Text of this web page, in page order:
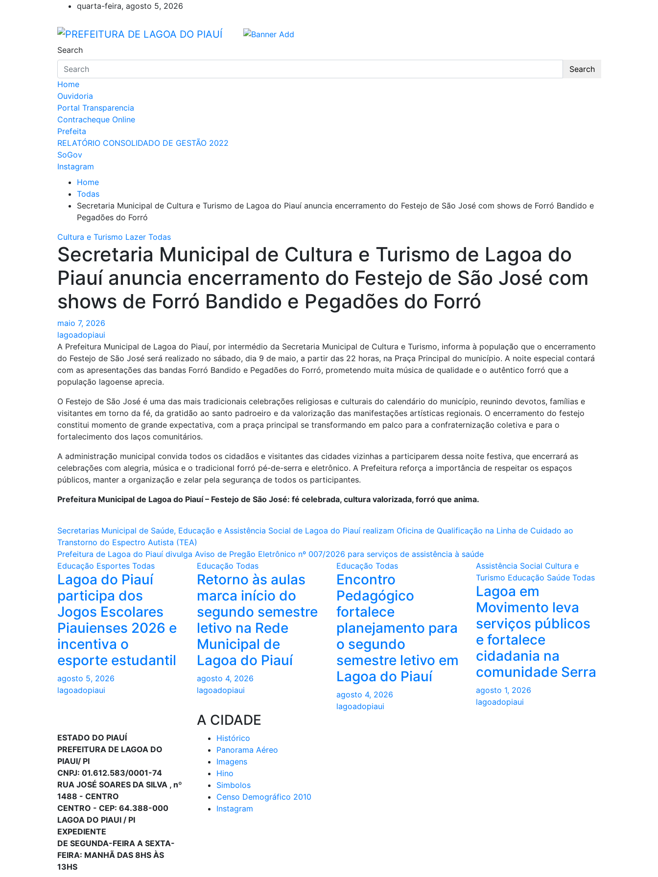
quarta-feira, agosto 5, 2026
PREFEITURA DE LAGOA DO PIAUÍ
Lagoa do Piauí, Piauí, Brasil
Search
Search
Home
Ouvidoria
Portal Transparencia
Contracheque Online
Prefeita
RELATÓRIO CONSOLIDADO DE GESTÃO 2022
SoGov
Instagram
Home
Todas
Secretaria Municipal de Cultura e Turismo de Lagoa do Piauí anuncia encerramento do Festejo de São José com shows de Forró Bandido e
Pegadões do Forró
Cultura e Turismo Lazer Todas
Secretaria Municipal de Cultura e Turismo de Lagoa do
Piauí anuncia encerramento do Festejo de São José com
shows de Forró Bandido e Pegadões do Forró
maio 7, 2026
lagoadopiaui
A Prefeitura Municipal de Lagoa do Piauí, por intermédio da Secretaria Municipal de Cultura e Turismo, informa à população que o encerramento
do Festejo de São José será realizado no sábado, dia 9 de maio, a partir das 22 horas, na Praça Principal do município. A noite especial contará
com as apresentações das bandas Forró Bandido e Pegadões do Forró, prometendo muita música de qualidade e o autêntico forró que a
população lagoense aprecia.
O Festejo de São José é uma das mais tradicionais celebrações religiosas e culturais do calendário do município, reunindo devotos, famílias e
visitantes em torno da fé, da gratidão ao santo padroeiro e da valorização das manifestações artísticas regionais. O encerramento do festejo
constitui momento de grande expectativa, com a praça principal se transformando em palco para a confraternização coletiva e para o
fortalecimento dos laços comunitários.
A administração municipal convida todos os cidadãos e visitantes das cidades vizinhas a participarem dessa noite festiva, que encerrará as
celebrações com alegria, música e o tradicional forró pé-de-serra e eletrônico. A Prefeitura reforça a importância de respeitar os espaços
públicos, manter a organização e zelar pela segurança de todos os participantes.
Prefeitura Municipal de Lagoa do Piauí – Festejo de São José: fé celebrada, cultura valorizada, forró que anima.
Navegação
de
Post
Secretarias Municipal de Saúde, Educação e Assistência Social de Lagoa do Piauí realizam Oficina de Qualificação na Linha de Cuidado ao
Transtorno do Espectro Autista (TEA)
Prefeitura de Lagoa do Piauí divulga Aviso de Pregão Eletrônico nº 007/2026 para serviços de assistência à saúde
Educação Esportes Todas
Lagoa do Piauí
participa dos
Jogos Escolares
Piauienses 2026 e
incentiva o
esporte estudantil
agosto 5, 2026
lagoadopiaui
Educação Todas
Retorno às aulas
marca início do
segundo semestre
letivo na Rede
Municipal de
Lagoa do Piauí
agosto 4, 2026
lagoadopiaui
Educação Todas
Encontro
Pedagógico
fortalece
planejamento para
o segundo
semestre letivo em
Lagoa do Piauí
agosto 4, 2026
lagoadopiaui
Assistência Social Cultura e
Turismo Educação Saúde Todas
Lagoa em
Movimento leva
serviços públicos
e fortalece
cidadania na
comunidade Serra
agosto 1, 2026
lagoadopiaui
ESTADO DO PIAUÍ
PREFEITURA DE LAGOA DO
PIAUI/ PI
CNPJ: 01.612.583/0001-74
RUA JOSÉ SOARES DA SILVA , nº
1488 - CENTRO
CENTRO - CEP: 64.388-000
LAGOA DO PIAUI / PI
EXPEDIENTE
DE SEGUNDA-FEIRA A SEXTA-
FEIRA: MANHÃ DAS 8HS ÀS
13HS
A CIDADE
Histórico
Panorama Aéreo
Imagens
Hino
Simbolos
Censo Demográfico 2010
Instagram